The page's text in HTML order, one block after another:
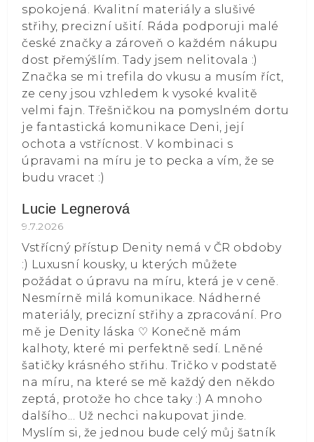
spokojená. Kvalitní materiály a slušivé
střihy, precizní ušití. Ráda podporuji malé
české značky a zároveň o každém nákupu
dost přemýšlím. Tady jsem nelitovala :)
Značka se mi trefila do vkusu a musím říct,
ze ceny jsou vzhledem k vysoké kvalitě
velmi fajn. Třešničkou na pomyslném dortu
je fantastická komunikace Deni, její
ochota a vstřícnost. V kombinaci s
úpravami na míru je to pecka a vím, že se
budu vracet :)
Lucie Legnerová
Hodnocení obchodu je 5 z 5 hvězdiček.
9.7.2026
Vstřícný přístup Denity nemá v ČR obdoby
:) Luxusní kousky, u kterých můžete
požádat o úpravu na míru, která je v ceně.
Nesmírně milá komunikace. Nádherné
materiály, precizní střihy a zpracování. Pro
mě je Denity láska ⁠♡ Konečně mám
kalhoty, které mi perfektně sedí. Lněné
šatičky krásného střihu. Tričko v podstatě
na míru, na které se mě každý den někdo
zeptá, protože ho chce taky :) A mnoho
dalšího... Už nechci nakupovat jinde.
Myslím si, že jednou bude celý můj šatník